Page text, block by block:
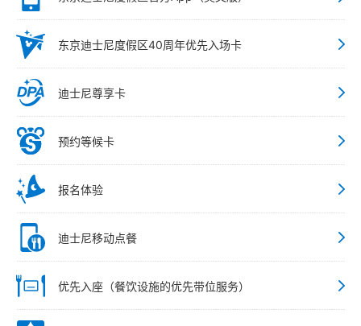
东京迪士尼度假区40周年优先入场卡
迪士尼尊享卡
预约等候卡
报名体验
迪士尼移动点餐
优先入座（餐饮设施的优先带位服务）